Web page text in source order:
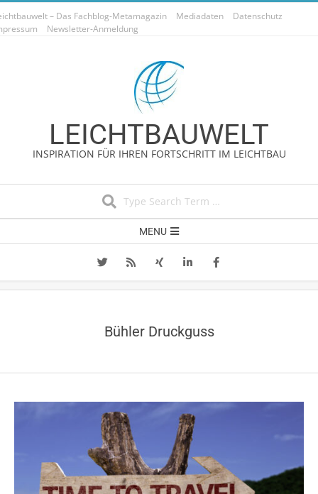
Skip
to
– Das Fachblog-Metamagazin Mediadaten
Datenschutz
Newsletter-Anmeldung
LEICHTBAUWELT
INSPIRATION FÜR IHREN FORTSCHRITT IM LEICHTBAU
Navigation
MENU
Bühler Druckguss